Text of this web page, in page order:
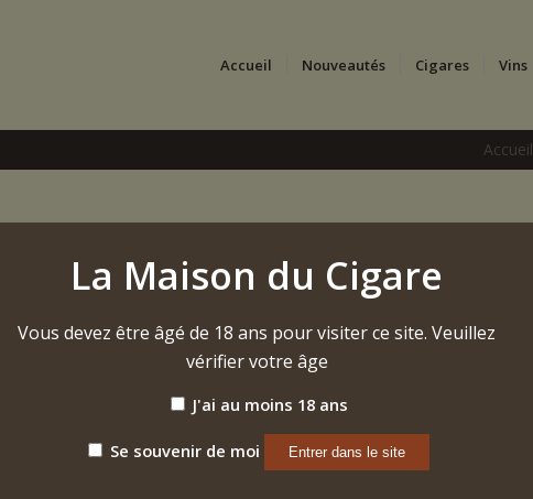
Accueil Nouveautés Cigares Vins
Accueil
La Maison du Cigare
Vous devez être âgé de 18 ans pour visiter ce site. Veuillez
vérifier votre âge
J'ai au moins 18 ans
Se souvenir de moi